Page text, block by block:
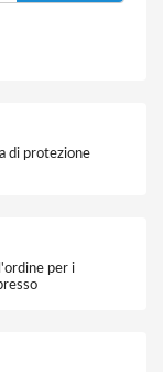
di protezione
per i